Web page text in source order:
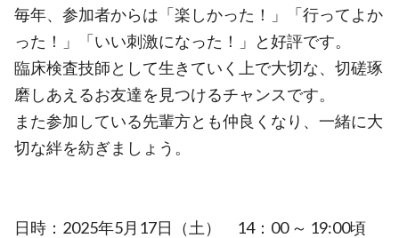
毎年、参加者からは「楽しかった！」「行ってよか
った！」「いい刺激になった！」と好評です。
臨床検査技師として生きていく上で大切な、切磋琢
磨しあえるお友達を見つけるチャンスです。
また参加している先輩方とも仲良くなり、一緒に大
切な絆を紡ぎましょう。
日時：2025年5月17日（土） 14：00 ～ 19:00頃